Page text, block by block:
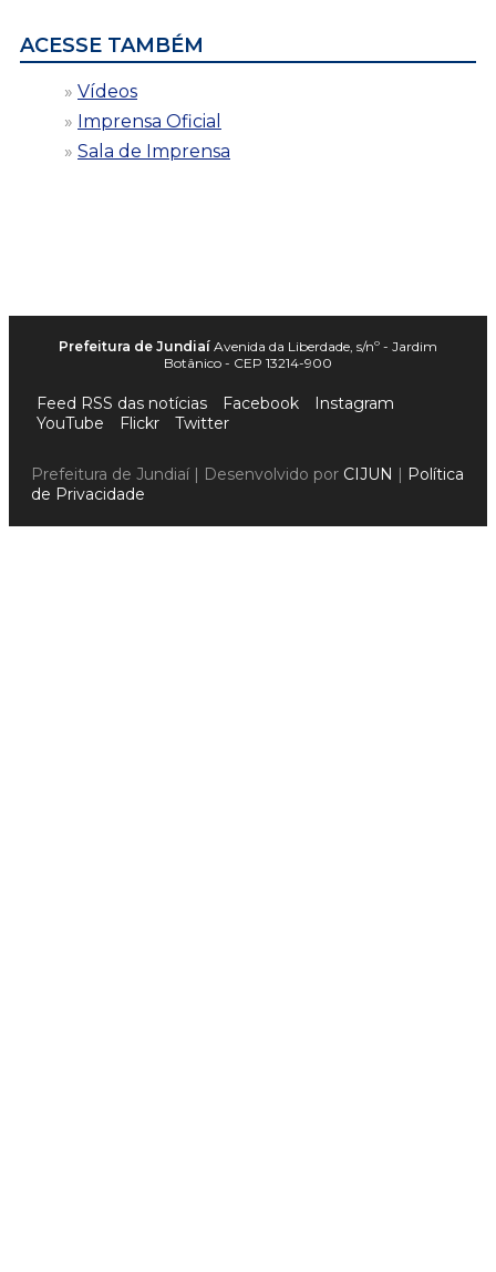
ACESSE TAMBÉM
Vídeos
Imprensa Oficial
Sala de Imprensa
Prefeitura de Jundiaí Avenida da Liberdade, s/nº - Jardim
Botânico - CEP 13214-900
Feed RSS das notícias Facebook
Instagram
YouTube
Flickr Twitter
Prefeitura de Jundiaí | Desenvolvido por CIJUN | Política
de Privacidade